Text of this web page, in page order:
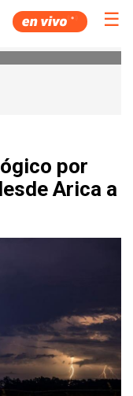
☰
por
Arica a